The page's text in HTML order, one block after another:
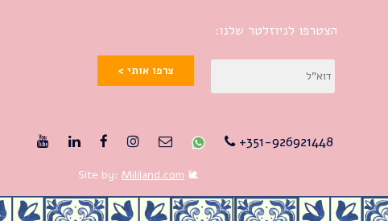
הצטרפו לניוזלטר שלנו:
צרפו אותי >
351-926921448+
🐌 Site by:
Mililand.com